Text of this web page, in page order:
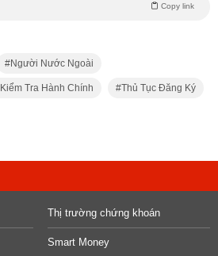
Copy link
Người Nước Ngoài
Kiểm Tra Hành Chính Thủ Tục Đăng Ký
Thị trường chứng khoán
Smart Money